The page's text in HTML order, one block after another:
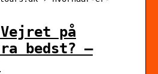
på
bedst? –